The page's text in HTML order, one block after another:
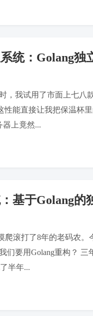
统：Golang独
，我试用了市面上七八
能直接让我把保温杯
器上竟然...
基于Golang的
爬滚打了8年的老码农
们要用Golang重构？
半年...